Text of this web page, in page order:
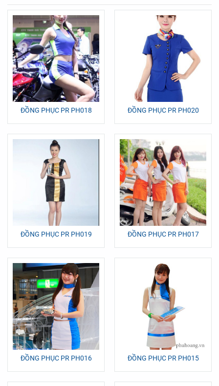
ĐỒNG PHỤC PR PH018 ĐỒNG PHỤC PR PH020
ĐỒNG PHỤC PR PH019 ĐỒNG PHỤC PR PH017
ĐỒNG PHỤC PR PH016 ĐỒNG PHỤC PR PH015